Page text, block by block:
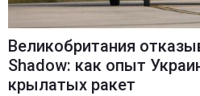
Великобритания
Shadow: как опыт
крылатых ракет